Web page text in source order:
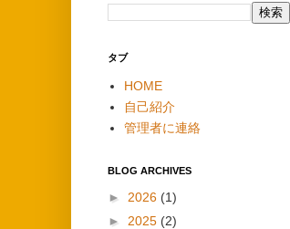
タブ
HOME
自己紹介
管理者に連絡
BLOG ARCHIVES
► 2026 (1)
► 2025 (2)